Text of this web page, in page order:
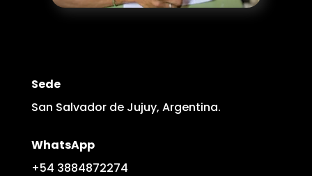
Sede
San Salvador de Jujuy, Argentina.
WhatsApp
+54 3884872274